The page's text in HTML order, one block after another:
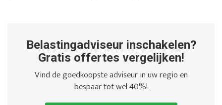
Belastingadviseur inschakelen?
Gratis offertes vergelijken!
Vind de goedkoopste adviseur in uw regio en
bespaar tot wel 40%!